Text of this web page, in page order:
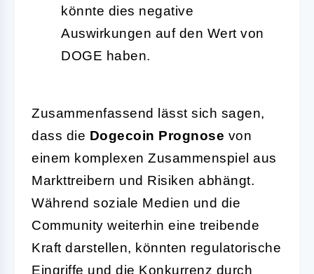
könnte dies negative
Auswirkungen auf den Wert von
DOGE haben.
Zusammenfassend lässt sich sagen,
dass die Dogecoin Prognose von
einem komplexen Zusammenspiel aus
Markttreibern und Risiken abhängt.
Während soziale Medien und die
Community weiterhin eine treibende
Kraft darstellen, könnten regulatorische
Eingriffe und die Konkurrenz durch